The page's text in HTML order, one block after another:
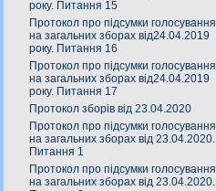
року. Питання 15
Протокол про підсумки голосування
на загальних зборах від24.04.2019
року. Питання 16
Протокол про підсумки голосування
на загальних зборах від24.04.2019
року. Питання 17
Протокол зборів від 23.04.2020
Протокол про підсумки голосування
на загальних зборах від 23.04.2020.
Питання 1
Протокол про підсумки голосування
на загальних зборах від 23.04.2020.